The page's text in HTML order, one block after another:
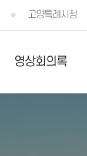
고양특례시청
영상회의록